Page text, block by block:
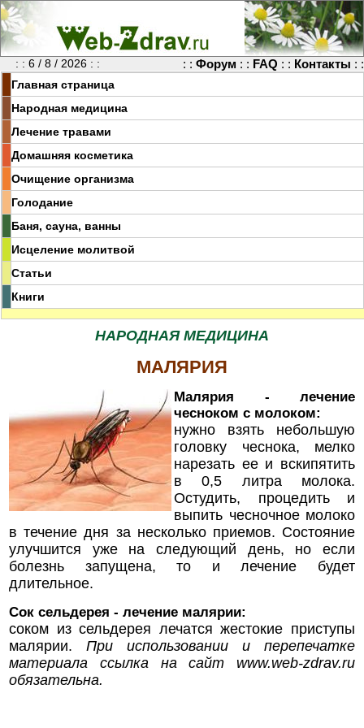
: : 6 / 8 / 2026 : : : : Форум : : FAQ : : Контакты : :
Главная страница
Народная медицина
Лечение травами
Домашняя косметика
Очищение организма
Голодание
Баня, сауна, ванны
Исцеление молитвой
Статьи
Книги
НАРОДНАЯ МЕДИЦИНА
МАЛЯРИЯ
Малярия - лечение
чесноком с молоком:
нужно взять небольшую
головку чеснока, мелко
нарезать ее и вскипятить
в 0,5 литра молока.
Остудить, процедить и
выпить чесночное молоко
в течение дня за несколько приемов. Состояние
улучшится уже на следующий день, но если
болезнь запущена, то и лечение будет
длительное.
Сок сельдерея - лечение малярии:
соком из сельдерея лечатся жестокие приступы
малярии. При использовании и перепечатке
материала ссылка на сайт www.web-zdrav.ru
обязательна.